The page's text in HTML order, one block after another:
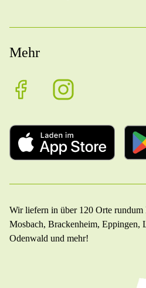
Mehr
Wir liefern in über 120 Orte
Mosbach, Brackenheim, Eppingen,
Odenwald und mehr!